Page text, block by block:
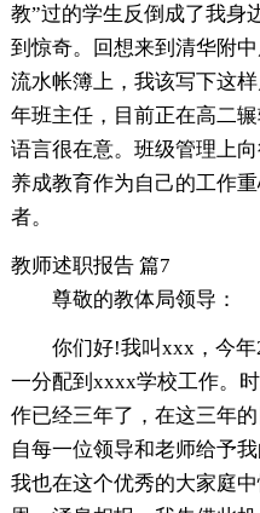
教”过的学生反倒成了我身
到惊奇。回想来到清华附
流水帐簿上，我该写下这
年班主任，目前正在高二
语言很在意。班级管理上
养成教育作为自己的工作
者。
教师述职报告 篇7
尊敬的教体局领导：
你们好!我叫xxx，今
一分配到xxxx学校工作。
作已经三年了，在这三年
自每一位领导和老师给予
我也在这个优秀的大家庭